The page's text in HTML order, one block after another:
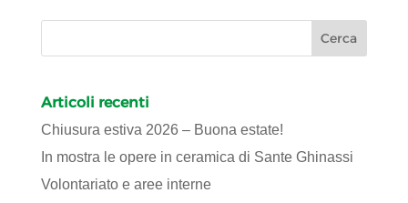
Articoli recenti
Chiusura estiva 2026 – Buona estate!
In mostra le opere in ceramica di Sante Ghinassi
Volontariato e aree interne